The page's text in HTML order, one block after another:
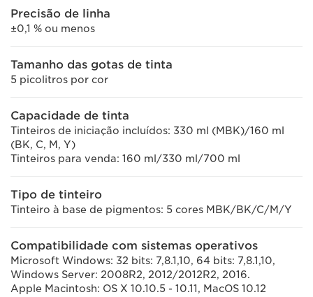
Precisão de linha
±0,1 % ou menos
Tamanho das gotas de tinta
5 picolitros por cor
Capacidade de tinta
Tinteiros de iniciação incluídos: 330 ml (MBK)/160 ml
(BK, C, M, Y)
Tinteiros para venda: 160 ml/330 ml/700 ml
Tipo de tinteiro
Tinteiro à base de pigmentos: 5 cores MBK/BK/C/M/Y
Compatibilidade com sistemas operativos
Microsoft Windows: 32 bits: 7,8.1,10, 64 bits: 7,8.1,10,
Windows Server: 2008R2, 2012/2012R2, 2016.
Apple Macintosh: OS X 10.10.5 - 10.11, MacOS 10.12